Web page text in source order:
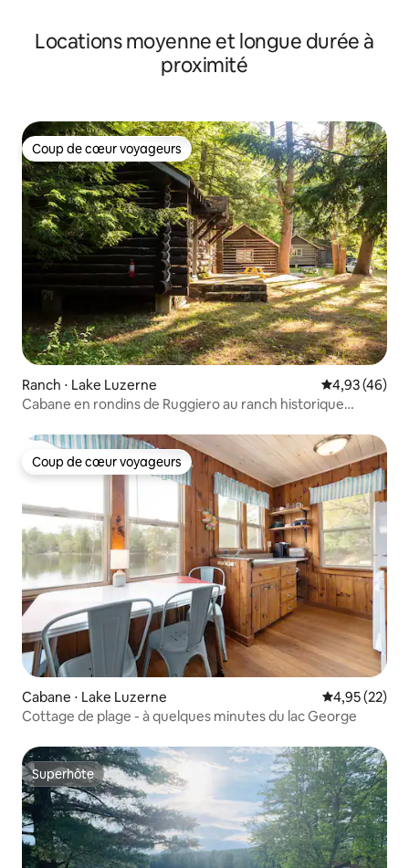
Locations moyenne et longue durée à
proximité
Coup de cœur voyageurs
Coup de cœur voyageurs
Ranch ⋅ Lake Luzerne Évaluation
4,93 (46)
Cabane en rondins de Ruggiero au ranch historique
Coup de cœur voyageurs
Coup de cœur voyageurs
Cabane ⋅ Lake Luzerne Évaluation
4,95 (22)
Cottage de plage - à quelques minutes du lac George
Superhôte
Superhôte